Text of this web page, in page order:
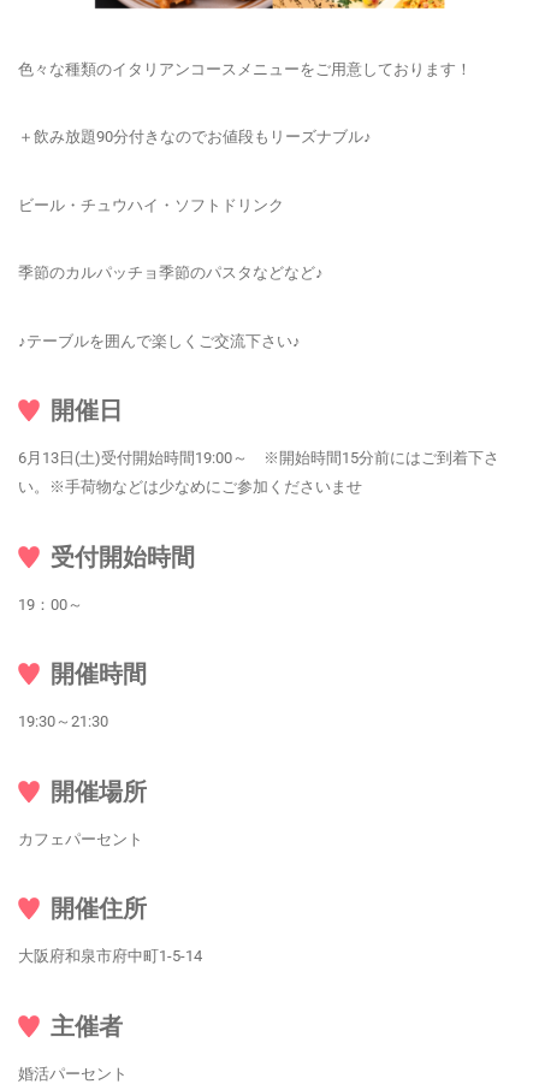
色々な種類のイタリアンコースメニューをご用意しております！
＋飲み放題90分付きなのでお値段もリーズナブル♪
ビール・チュウハイ・ソフトドリンク
季節のカルパッチョ季節のパスタなどなど♪
♪テーブルを囲んで楽しくご交流下さい♪
開催日
6月13日(土)受付開始時間19:00～ ※開始時間15分前にはご到着下さ
い。※手荷物などは少なめにご参加くださいませ
受付開始時間
19：00～
開催時間
19:30～21:30
開催場所
カフェパーセント
開催住所
大阪府和泉市府中町1-5-14
主催者
婚活パーセント